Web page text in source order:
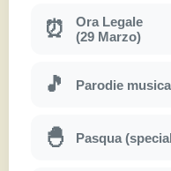
⏰
Ora Legale
(29 Marzo)
🎵 Parodie
🐣 Pasqua